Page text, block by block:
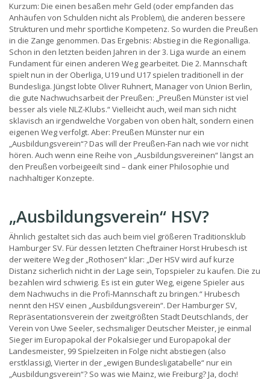
Kurzum: Die einen besaßen mehr Geld (oder empfanden das
Anhäufen von Schulden nicht als Problem), die anderen bessere
Strukturen und mehr sportliche Kompetenz. So wurden die Preußen
in die Zange genommen. Das Ergebnis: Abstieg in die Regionalliga.
Schon in den letzten beiden Jahren in der 3. Liga wurde an einem
Fundament für einen anderen Weg gearbeitet. Die 2. Mannschaft
spielt nun in der Oberliga, U19 und U17 spielen traditionell in der
Bundesliga. Jüngst lobte Oliver Ruhnert, Manager von Union Berlin,
die gute Nachwuchsarbeit der Preußen: „Preußen Münster ist viel
besser als viele NLZ-Klubs.“ Vielleicht auch, weil man sich nicht
sklavisch an irgendwelche Vorgaben von oben hält, sondern einen
eigenen Weg verfolgt. Aber: Preußen Münster nur ein
„Ausbildungsverein“? Das will der Preußen-Fan nach wie vor nicht
hören. Auch wenn eine Reihe von „Ausbildungsvereinen“ längst an
den Preußen vorbeigeeilt sind – dank einer Philosophie und
nachhaltiger Konzepte.
„Ausbildungsverein“ HSV?
Ähnlich gestaltet sich das auch beim viel größeren Traditionsklub
Hamburger SV. Für dessen letzten Cheftrainer Horst Hrubesch ist
der weitere Weg der „Rothosen“ klar: „Der HSV wird auf kurze
Distanz sicherlich nicht in der Lage sein, Topspieler zu kaufen. Die zu
bezahlen wird schwierig. Es ist ein guter Weg, eigene Spieler aus
dem Nachwuchs in die Profi-Mannschaft zu bringen.“ Hrubesch
nennt den HSV einen „Ausbildungsverein“. Der Hamburger SV,
Repräsentationsverein der zweitgrößten Stadt Deutschlands, der
Verein von Uwe Seeler, sechsmaliger Deutscher Meister, je einmal
Sieger im Europapokal der Pokalsieger und Europapokal der
Landesmeister, 99 Spielzeiten in Folge nicht abstiegen (also
erstklassig), Vierter in der „ewigen Bundesligatabelle“ nur ein
„Ausbildungsverein“? So was wie Mainz, wie Freiburg? Ja, doch!